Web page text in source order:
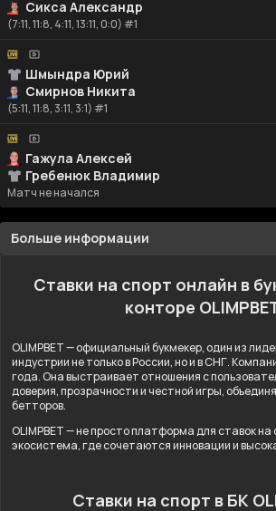
Сикса Александр
(7:11, 11:8, 4:11, 13:11, 0:0) #1
Шмындра Юрий
Смирнов Никита
(5:11, 11:8, 3:11, 3:1) #1
Гажула Алексей
Гребенюк Владимир
Матч не начался
Больше информации
Ставки на спорт онлайн в
конторе
OLIMPBET — официальный букмекер, один из
индустрии не только в России, но и в СНГ.
года. Она выстраивает отношения с
доверия, прозрачности и честной игры,
бетторов.
OLIMPBET — не просто платформа для ставок
экосистема, где сочетаются инновации и
Ставки на спорт в БК